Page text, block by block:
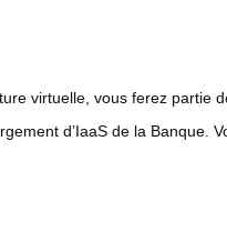
virtuelle, vous ferez partie
d’IaaS de la